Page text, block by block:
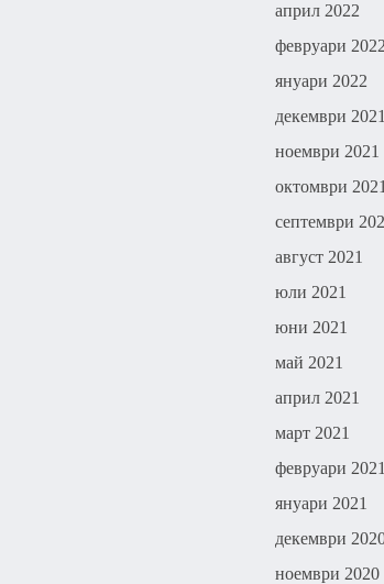
април 2022
февруари 2022
януари 2022
декември 2021
ноември 2021
октомври 2021
септември
август 2021
юли 2021
юни 2021
май 2021
април 2021
март 2021
февруари 2021
януари 2021
декември
ноември 2020